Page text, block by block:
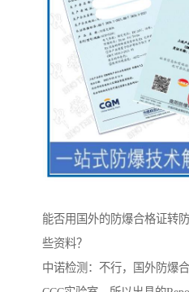
能否用国外的防爆合格证转
些资料？
中诺检测：不行，国外防爆